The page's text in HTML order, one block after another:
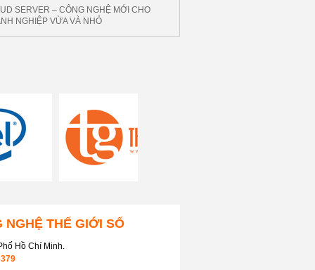
SERVER – CÔNG NGHỆ MỚI CHO
NGHIỆP VỪA VÀ NHỎ
NGHỆ THẾ GIỚI SỐ
Hồ Chí Minh.